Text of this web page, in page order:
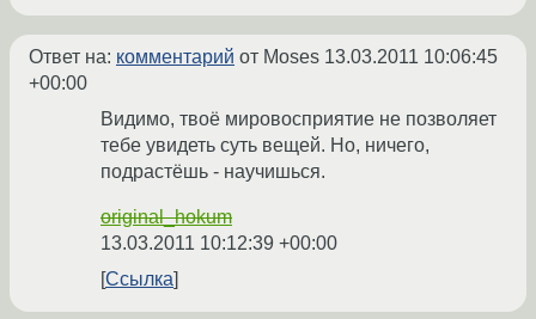
Ответ на: комментарий от Moses 13.03.2011 10:06:45
+00:00
Видимо, твоё мировосприятие не позволяет
тебе увидеть суть вещей. Но, ничего,
подрастёшь - научишься.
original_hokum
13.03.2011 10:12:39 +00:00
Ссылка